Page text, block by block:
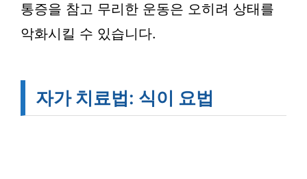
통증을 참고 무리한 운동은 오히려 상태를
악화시킬 수 있습니다.
자가 치료법: 식이 요법